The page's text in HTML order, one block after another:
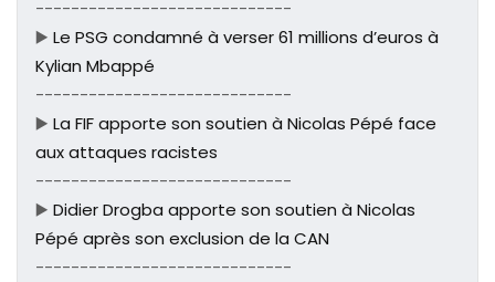
-----------------------------
▶️ Le PSG condamné à verser 61 millions d’euros à
Kylian Mbappé
-----------------------------
▶️ La FIF apporte son soutien à Nicolas Pépé face
aux attaques racistes
-----------------------------
▶️ Didier Drogba apporte son soutien à Nicolas
Pépé après son exclusion de la CAN
-----------------------------